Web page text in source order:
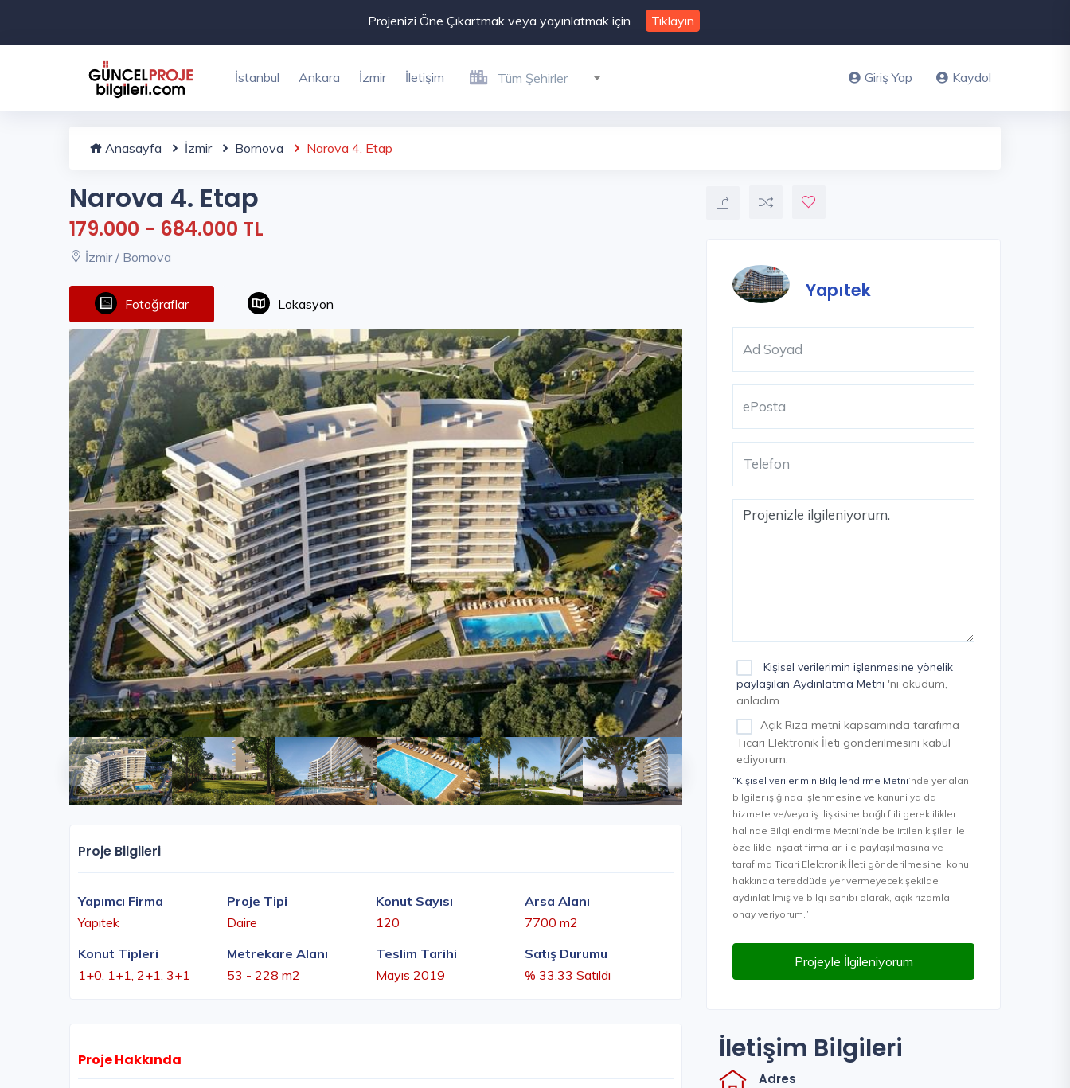
Projenizi Öne Çıkartmak veya yayınlatmak için Tıklayın
İstanbul Ankara İzmir İletişim Tüm Şehirler Giriş Yap Kaydol
Anasayfa İzmir Bornova Narova 4. Etap
Narova 4. Etap
179.000 - 684.000 TL
İzmir / Bornova
Fotoğraflar Lokasyon
Proje Bilgileri
Yapımcı Firma
Yapıtek
Proje Tipi
Daire
Konut Sayısı
120
Arsa Alanı
7700 m2
Konut Tipleri
1+0, 1+1, 2+1, 3+1
Metrekare Alanı
53 - 228 m2
Teslim Tarihi
Mayıs 2019
Satış Durumu
% 33,33 Satıldı
Proje Hakkında
Yapıtek
Kişisel verilerimin işlenmesine yönelik
paylaşılan Aydınlatma Metni 'ni okudum,
anladım.
Açık Rıza metni kapsamında tarafıma
Ticari Elektronik İleti gönderilmesini kabul
ediyorum.
“Kişisel verilerimin Bilgilendirme Metni’nde yer alan
bilgiler ışığında işlenmesine ve kanuni ya da
hizmete ve/veya iş ilişkisine bağlı fiili gereklilikler
halinde Bilgilendirme Metni’nde belirtilen kişiler ile
özellikle inşaat firmaları ile paylaşılmasına ve
tarafıma Ticari Elektronik İleti gönderilmesine, konu
hakkında tereddüde yer vermeyecek şekilde
aydınlatılmış ve bilgi sahibi olarak, açık rızamla
onay veriyorum.”
Projeyle İlgileniyorum
İletişim Bilgileri
Adres